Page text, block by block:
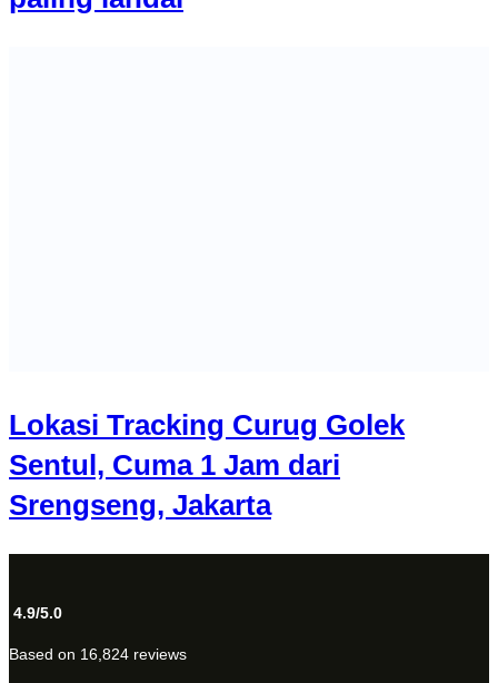
Lokasi Tracking Curug Golek
Sentul, Cuma 1 Jam dari
Srengseng, Jakarta
4.9/5.0
Based on 16,824 reviews